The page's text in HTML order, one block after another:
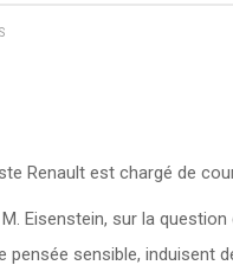
Renault est chargé de
Eisenstein, sur la
sensible, induisent